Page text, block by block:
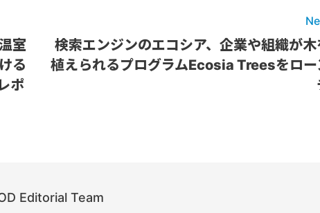
室
る
ポ
検索エンジンのエコシア、企業や組織が木
植えられるプログラムEcosia Treesをロー
Editorial Team